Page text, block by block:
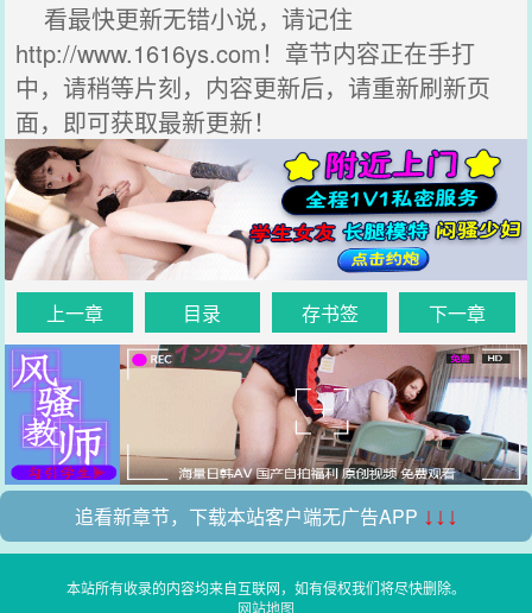
看最快更新无错小说，请记住
http://www.1616ys.com！章节内容正在手打
中，请稍等片刻，内容更新后，请重新刷新页
面，即可获取最新更新！
上一章 目录 存书签 下一章
追看新章节，下载本站客户端无广告APP ↓↓↓
本站所有收录的内容均来自互联网，如有侵权我们将尽快删除。
网站地图